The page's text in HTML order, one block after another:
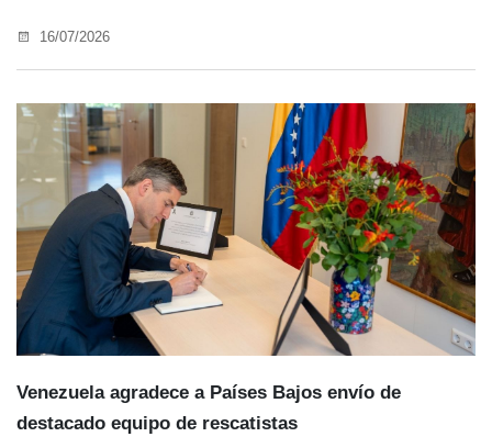
16/07/2026
Venezuela agradece a Países Bajos envío de
destacado equipo de rescatistas